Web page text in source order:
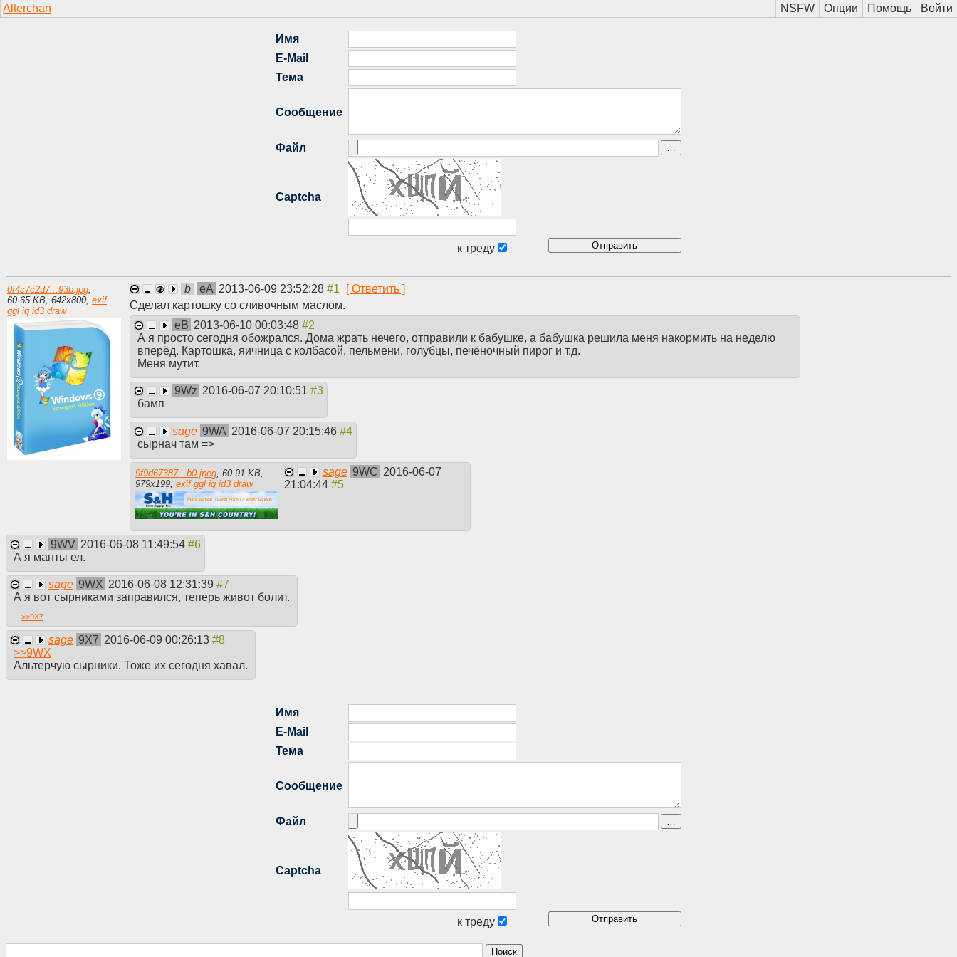
0f4c7c2d7...93b.jpg,
60.65 KB, 642x800, exif
ggl iq id3 draw
b eA 2013-06-09 23:52:28
Сделал картошку со сливочным маслом.
eB 2013-06-10 00:03:48
А я просто сегодня обожрался. Дома жрать нечего, отправили к бабушке, а бабушка решила меня накормить на неделю
вперёд. Картошка, яичница с колбасой, пельмени, голубцы, печёночный пирог и т.д.
Меня мутит.
9Wz 2016-06-07 20:10:51
бамп
sage 9WA 2016-06-07 20:15:46
сырнач там =>
9f9d67387...b0.jpeg ,60.91 KB
979x199 ,exif ggl iq id3 draw
sage 9WC 2016-06-07
21:04:44
9WV 2016-06-08 11:49:54
А я манты ел.
sage 9WX 2016-06-08 12:31:39
А я вот сырниками заправился, теперь живот болит.
>>9X7
sage 9X7 2016-06-09 00:26:13
>>9WX
Альтерчую сырники. Тоже их сегодня хавал.